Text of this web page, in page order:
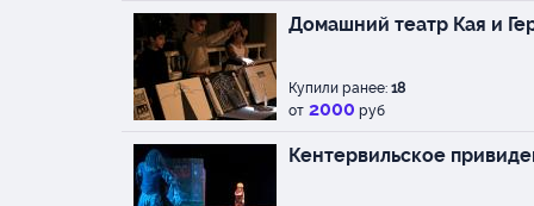
Домашний театр Кая и
Купили ранее: 18
от 2000 руб
Кентервильское